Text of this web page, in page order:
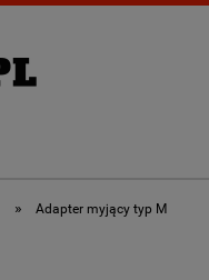
» Adapter myjący typ M